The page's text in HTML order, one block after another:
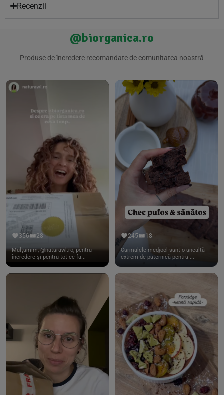
Recenzii
@biorganica.ro
Produse de încredere recomandate de comunitatea noastră
356 28
Mulțumim, @naturawl.ro, pentru
încredere și pentru tot ce fa...
245 18
Curmalele medjool sunt o unealtă
extrem de puternică pentru ...